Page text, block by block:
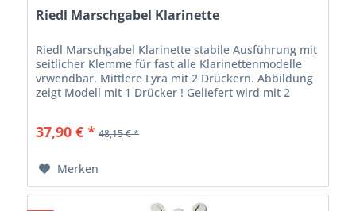
Riedl Marschgabel Klarinette
Riedl Marschgabel Klarinette stabile Ausführung mit
seitlicher Klemme für fast alle Klarinettenmodelle
vrwendbar. Mittlere Lyra mit 2 Drückern. Abbildung
zeigt Modell mit 1 Drücker ! Geliefert wird mit 2
37,90 € * 48,15 € *
Merken